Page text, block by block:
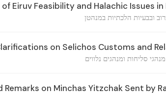
Eiruv Feasibility and Halachic Issues
ובבעיות הלכתיות במנהטן
on Selichos Customs and
סליחות ומנהגים נלווים
Remarks on Minchas Yitzchak Sent by